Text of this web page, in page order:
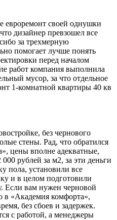
евроремонт своей однушки
дизайнер превзошел все
за трехмерную
помогает лучше понять
перед началом
работ компания выполнила
мусор, за что отдельное
1-комнатной квартиры 40 кв
без чернового
стены. Рад, что обратился
цены вполне адекватные,
рублей за м2, за эти деньги
пола, установили все
и в целом подготовили
Если вам нужен черновой
в «Академия комфорта»,
без сбоев и задержек.
с работой, а менеджеры